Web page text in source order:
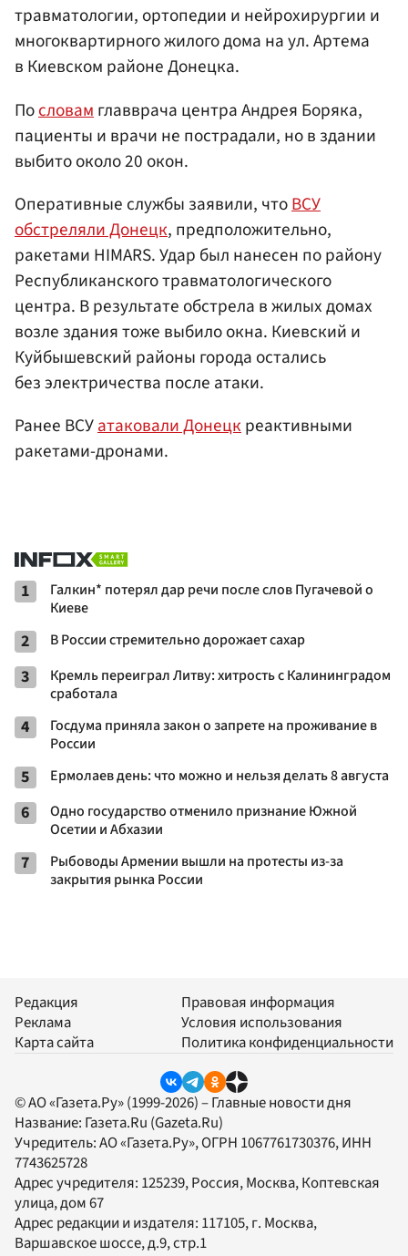
травматологии, ортопедии и нейрохирургии и
многоквартирного жилого дома на ул. Артема
в Киевском районе Донецка.
Пословам главврача центра Андрея Боряка,
пациенты и врачи не пострадали, но в здании
выбито около 20 окон.
Оперативные службы заявили, чтоВСУ
обстреляли Донецк, предположительно,
ракетами HIMARS. Удар был нанесен по району
Республиканского травматологического
центра. В результате обстрела в жилых домах
возле здания тоже выбило окна. Киевский и
Куйбышевский районы города остались
без электричества после атаки.
Ранее ВСУатаковали Донецкреактивными
ракетами-дронами.
1
Галкин* потерял дар речи после слов Пугачевой о
Киеве
2 В России стремительно дорожает сахар
3
Кремль переиграл Литву: хитрость с Калининградом
сработала
4
Госдума приняла закон о запрете на проживание в
России
5 Ермолаев день: что можно и нельзя делать 8 августа
6
Одно государство отменило признание Южной
Осетии и Абхазии
7
Рыбоводы Армении вышли на протесты из-за
закрытия рынка России
Редакция
Реклама
Карта сайта
Правовая информация
Условия использования
Политика конфиденциальности
© АО «Газета.Ру» (1999-2026) – Главные новости дня
Название: Газета.Ru (Gazeta.Ru)
Учредитель:АО «Газета.Ру», ОГРН 1067761730376, ИНН
7743625728
Адрес учредителя: 125239, Россия, Москва, Коптевская
улица, дом 67
Адрес редакции и издателя: 117105, г. Москва,
Варшавское шоссе, д.9, стр.1